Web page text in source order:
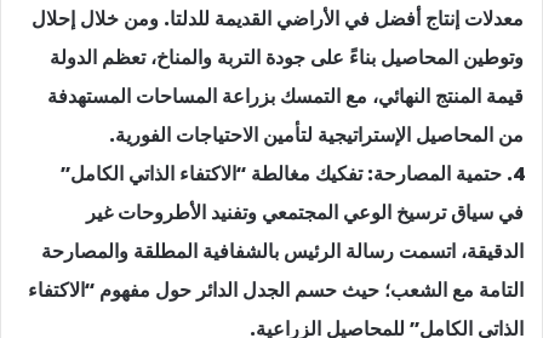
معدلات إنتاج أفضل في الأراضي القديمة للدلتا. ومن خلال إحلال
وتوطين المحاصيل بناءً على جودة التربة والمناخ، تعظم الدولة
قيمة المنتج النهائي، مع التمسك بزراعة المساحات المستهدفة
من المحاصيل الإستراتيجية لتأمين الاحتياجات الفورية.
4. حتمية المصارحة: تفكيك مغالطة “الاكتفاء الذاتي الكامل”
في سياق ترسيخ الوعي المجتمعي وتفنيد الأطروحات غير
الدقيقة، اتسمت رسالة الرئيس بالشفافية المطلقة والمصارحة
التامة مع الشعب؛ حيث حسم الجدل الدائر حول مفهوم “الاكتفاء
الذاتي الكامل” للمحاصيل الزراعية.